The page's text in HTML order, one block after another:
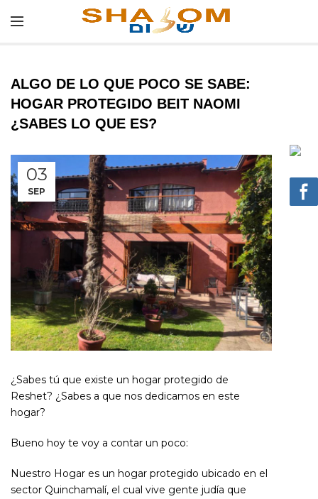
ALGO DE LO QUE POCO SE SABE:
HOGAR PROTEGIDO BEIT NAOMI
¿SABES LO QUE ES?
03
SEP
¿Sabes tú que existe un hogar protegido de
Reshet? ¿Sabes a que nos dedicamos en este
hogar?
Bueno hoy te voy a contar un poco:
Nuestro Hogar es un hogar protegido ubicado en el
sector Quinchamalí, el cual vive gente judía que